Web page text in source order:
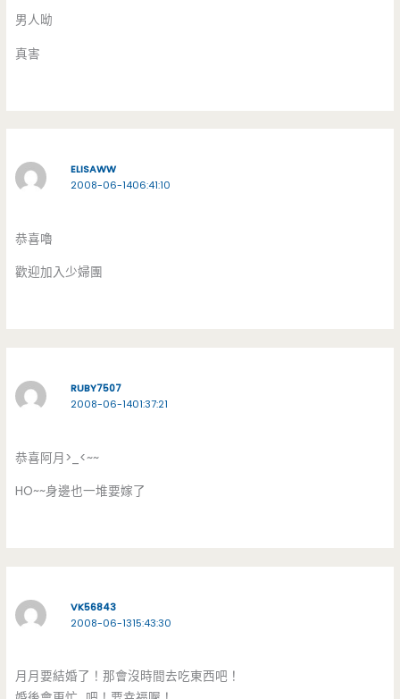
男人呦
真害
ELISAWW
2008-06-1406:41:10
恭喜嚕
歡迎加入少婦團
RUBY7507
2008-06-1401:37:21
恭喜阿月>_<~~
HO~~身邊也一堆要嫁了
VK56843
2008-06-1315:43:30
月月要結婚了！那會沒時間去吃東西吧！